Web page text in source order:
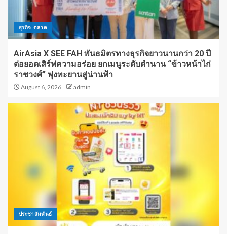
ธุรกิจ-ตลาด
AirAsia X SEE FAH พันธมิตรทางธุรกิจยาวนานกว่า 20 ปี
ต่อยอดเสิร์ฟความอร่อย ยกเมนูระดับตำนาน “ข้าวหน้าไก่
ราชวงศ์” พุ่งทะยานสู่น่านฟ้า
August 6, 2026 admin
ประชาสัมพันธ์